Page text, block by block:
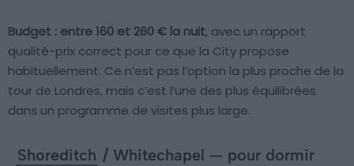
Budget : entre 160 et 260 € la nuit, avec un rapport
qualité-prix correct pour ce que la City propose
habituellement. Ce n’est pas l’option la plus proche de la
tour de Londres, mais c’est l’une des plus équilibrées
dans un programme de visites plus large.
Shoreditch / Whitechapel — pour dormir